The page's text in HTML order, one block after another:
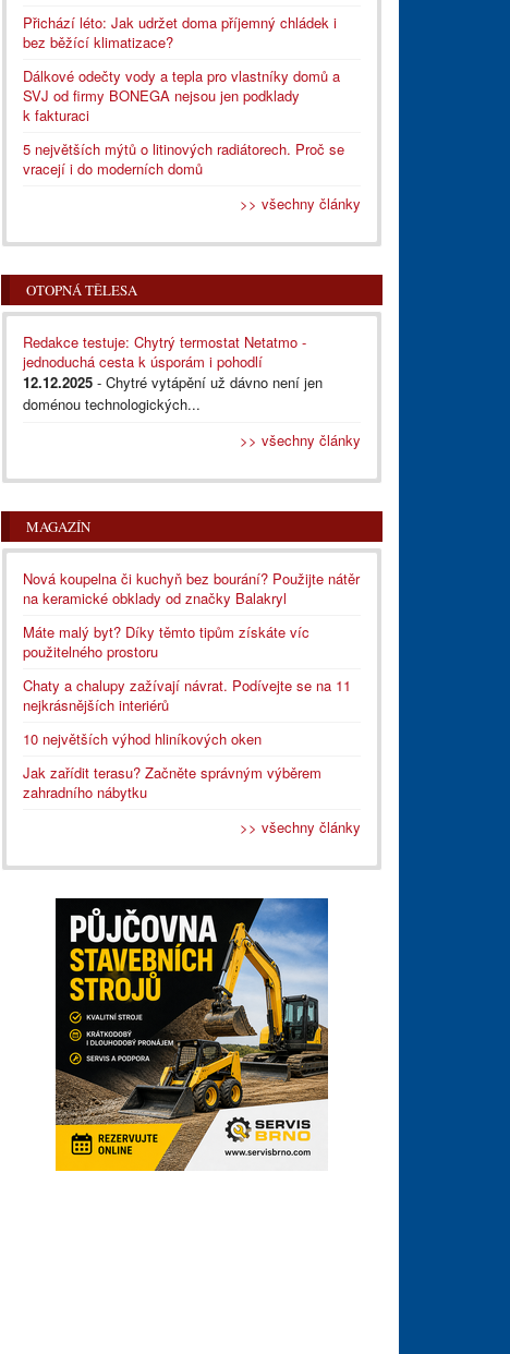
Přichází léto: Jak udržet doma příjemný chládek i
bez běžící klimatizace?
Dálkové odečty vody a tepla pro vlastníky domů a
SVJ od firmy BONEGA nejsou jen podklady
k fakturaci
5 největších mýtů o litinových radiátorech. Proč se
vracejí i do moderních domů
>> všechny články
OTOPNÁ TĚLESA
Redakce testuje: Chytrý termostat Netatmo -
jednoduchá cesta k úsporám i pohodlí
12.12.2025 - Chytré vytápění už dávno není jen
doménou technologických...
>> všechny články
MAGAZÍN
Nová koupelna či kuchyň bez bourání? Použijte nátěr
na keramické obklady od značky Balakryl
Máte malý byt? Díky těmto tipům získáte víc
použitelného prostoru
Chaty a chalupy zažívají návrat. Podívejte se na 11
nejkrásnějších interiérů
10 největších výhod hliníkových oken
Jak zařídit terasu? Začněte správným výběrem
zahradního nábytku
>> všechny články